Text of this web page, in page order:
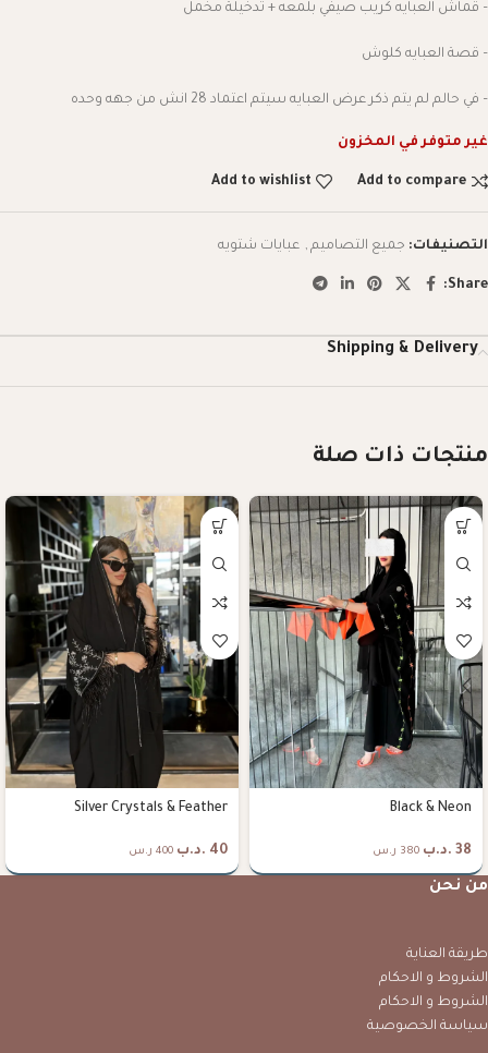
– قماش العبايه كريب صيفي بلمعه + تدخيلة مخمل
– قصة العبايه كلوش
– في حالم لم يتم ذكر عرض العبايه سيتم اعتماد 28 انش من جهه وحده
غير متوفر في المخزون
Add to compare
Add to wishlist
التصنيفات: جميع التصاميم , عبايات شتويه
Share:
Shipping & Delivery
منتجات ذات صلة
Black & Neon
38 .د.ب 380 ر.س
Silver Crystals & Feather
40 .د.ب 400 ر.س
من نحن
طريقة العناية
الشروط و الاحكام
الشروط و الاحكام
سياسة الخصوصية